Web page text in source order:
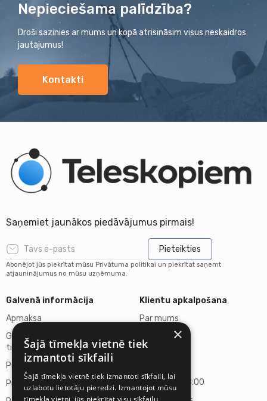
Nepieciešama palīdzība?
Droši sazinies ar mums un kopā atrisināsim visus neskaidros
jautājumus!
Kontakti
Saņemiet jaunākos piedāvājumus pirmais!
Pieteikties
Abonējot jūs piekrītat mūsu Privātuma politikai un piekrītat saņemt
atjauninājumus no mūsu uzņēmuma.
Galvenā informācija
Apmaksa
Garantija un Atteikuma
tiesības
Preču piegāde
Privātuma politika
Klientu apkalpošana
Par mums
P.-P. 10:00-18:00
×
Šajā tīmekļa vietnē tiek
izmantoti sīkfaili
Šajā tīmekļa vietnē tiek izmantoti sīkfaili, lai
uzlabotu lietotāju pieredzi. Izmantojot mūsu
tīmekļa vietni, jūs piekrītat visu sīkfailu